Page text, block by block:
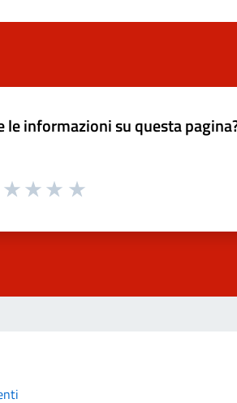
le informazioni su questa